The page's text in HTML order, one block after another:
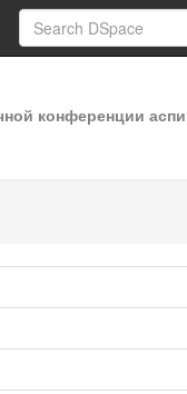
конференции